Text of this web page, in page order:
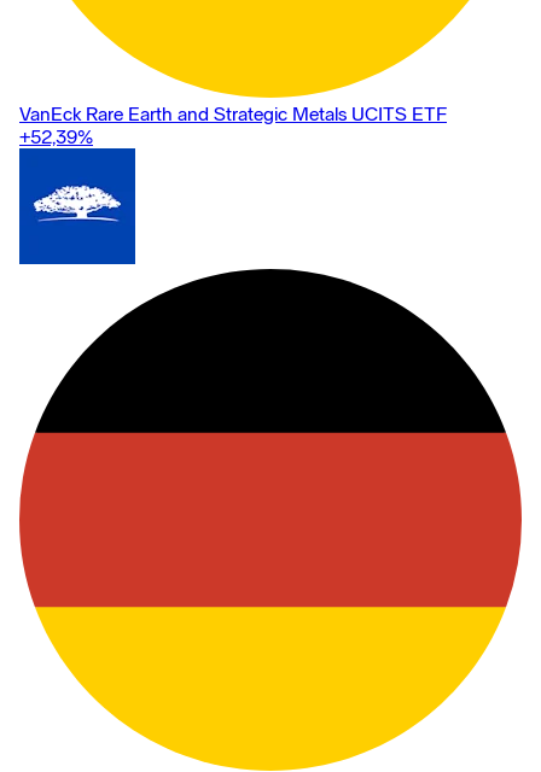
VanEck Rare Earth and Strategic Metals UCITS ETF
+52,39%